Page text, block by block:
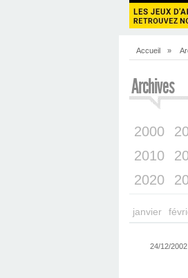
Accueil »
Archives
2000
2010
2020
janvier
24/12/2002